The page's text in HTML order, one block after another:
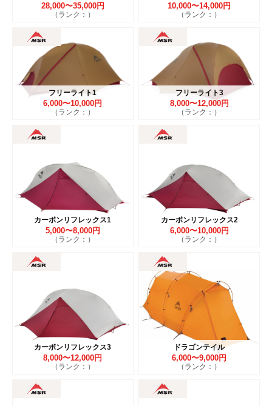
28,000〜35,000円
（ランク：）
10,000〜14,000円
（ランク：）
フリーライト1
6,000〜10,000円
（ランク：）
フリーライト3
8,000〜12,000円
（ランク：）
カーボンリフレックス1
5,000〜8,000円
（ランク：）
カーボンリフレックス2
6,000〜10,000円
（ランク：）
カーボンリフレックス3
8,000〜12,000円
（ランク：）
ドラゴンテイル
6,000〜9,000円
（ランク：）